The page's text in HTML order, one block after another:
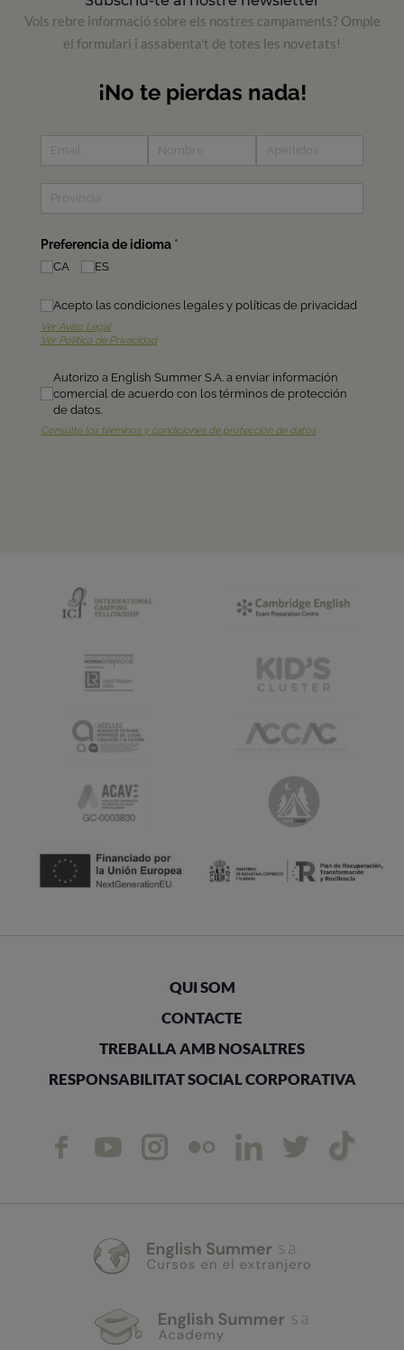
Vols rebre informació sobre els nostres campaments? Omple
el formulari i assabenta't de totes les novetats!
QUI SOM
CONTACTE
TREBALLA AMB NOSALTRES
RESPONSABILITAT SOCIAL CORPORATIVA